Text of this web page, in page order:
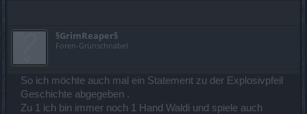
§GrimReaper§
Foren-Grünschnabel
So ich möchte auch mal ein Statement zu der Explosivpfeil
Geschichte abgegeben .
Zu 1 ich bin immer noch 1 Hand Waldi und spiele auch